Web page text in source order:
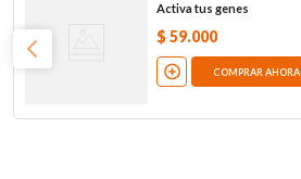
Activa tus genes
$ 59.000
COMPRAR AHORA